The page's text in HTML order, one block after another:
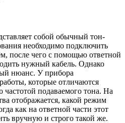
собой обычный тон-
необходимо подключить
после чего с помощью ответной
нужный кабель. Однако
нюанс. У прибора
которые отличаются
подаваемого тона. На
отображается, какой режим
как на ответной части этот
вручную и строго такой же.